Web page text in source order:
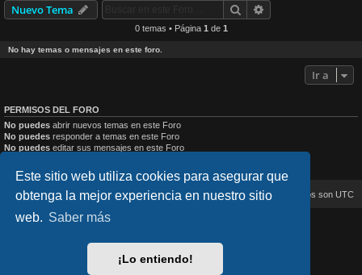
Este sitio web utiliza cookies para asegurar que
obtenga la mejor experiencia en nuestro sitio
web. Saber más
¡Lo entiendo!
Nuevo Tema Buscar
0 temas • Página 1 de 1
No hay temas o mensajes en este foro.
Ir a
PERMISOS DEL FORO
No puedes abrir nuevos temas en este Foro
No puedes responder a temas en este Foro
No puedes editar sus mensajes en este Foro
No puedes
enviar adjuntos en este Foro
Inicio Índice general Todos los horarios son UTC
Desarrollado porphpBB® Forum Software © phpBB Limited
phpBB España